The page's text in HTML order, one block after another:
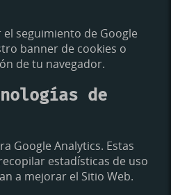
seguimiento de Google
banner de cookies o
de tu navegador.
de
Google Analytics. Estas
estadísticas de uso
a mejorar el Sitio Web.